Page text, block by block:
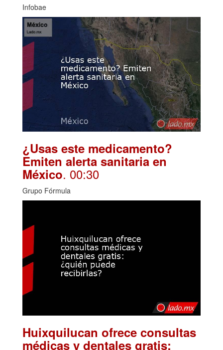
Infobae
¿Usas este medicamento?
Emiten alerta sanitaria en
México. 00:30
Grupo Fórmula
Huixquilucan ofrece consultas
médicas y dentales gratis: